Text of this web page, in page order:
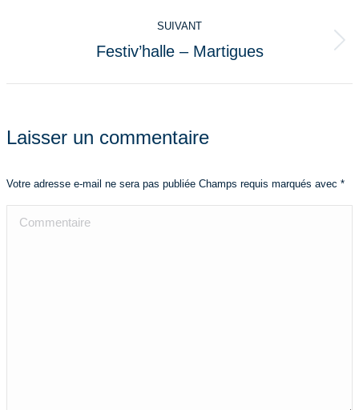
commentaireSUIVANT
Projets
Festiv’halle – Martigues
Laisser un commentaire
Votre adresse e-mail ne sera pas publiée Champs requis marqués avec *
Commentaire